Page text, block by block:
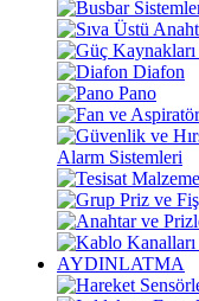
Diafon
Pano
Alarm Sistemleri
AYDINLATMA